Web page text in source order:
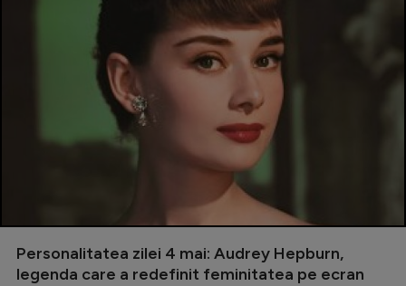
Personalitatea zilei 4 mai: Audrey Hepburn,
legenda care a redefinit feminitatea pe ecran